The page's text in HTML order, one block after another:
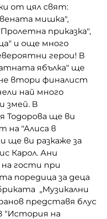
от цял свят:
мишка",
приказка",
и още много
герои! В
ябълка" ще
втори финалист
най много
змей. В
Тодорова ще ви
на "Алиса в
ще ви разкаже за
Карол. Ани
гости при
поредица за деца
„Музикални
представя блус
"История на